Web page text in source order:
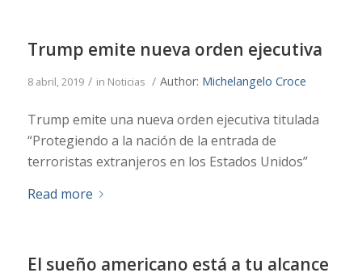
Trump emite nueva orden ejecutiva
8 abril, 2019 / in Noticias / Author: Michelangelo Croce
Trump emite una nueva orden ejecutiva titulada
“Protegiendo a la nación de la entrada de
terroristas extranjeros en los Estados Unidos”
Read more
El sueño americano está a tu alcance